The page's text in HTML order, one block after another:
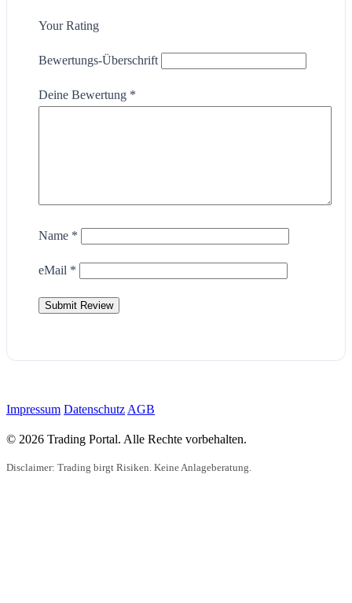
Your Rating
Bewertungs-Überschrift
Deine Bewertung *
Name *
eMail *
Impressum Datenschutz AGB
© 2026 Trading Portal. Alle Rechte vorbehalten.
Disclaimer: Trading birgt Risiken. Keine Anlageberatung.